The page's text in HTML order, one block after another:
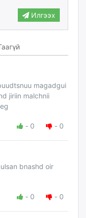
Илгээх
magadgui
jiriin malchnii
- 0 - 0
bnashd oir
- 0 - 0